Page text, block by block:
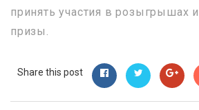
принять участия в розыгрышах
призы.
Share this post